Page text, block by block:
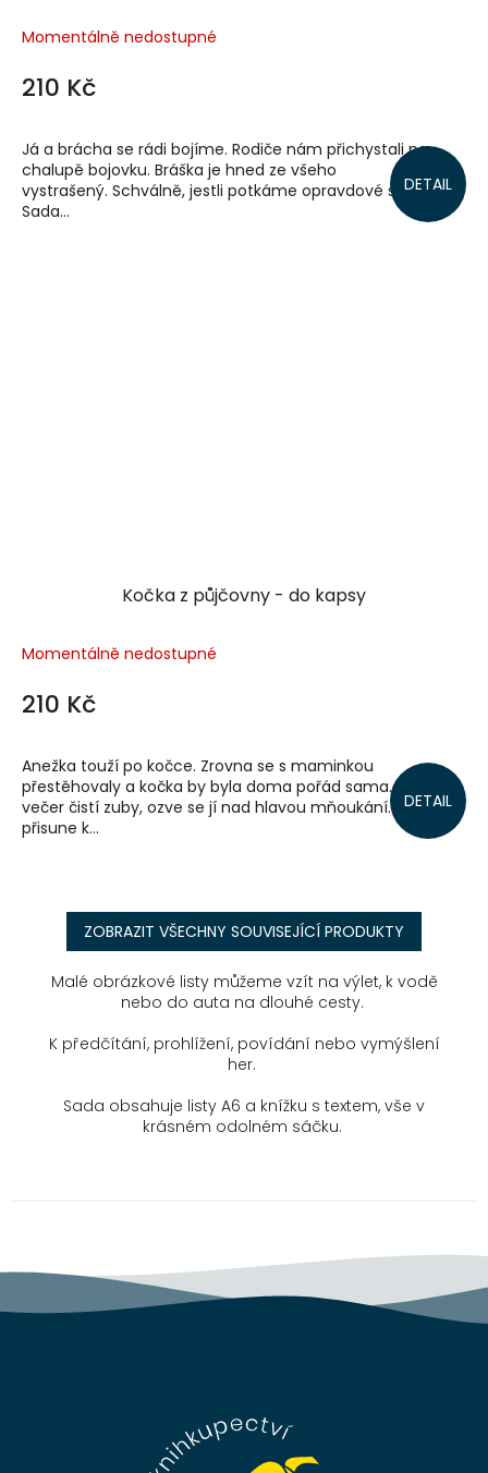
Momentálně nedostupné
210 Kč
DETAIL
Já a brácha se rádi bojíme. Rodiče nám přichystali na
chalupě bojovku. Bráška je hned ze všeho
vystrašený. Schválně, jestli potkáme opravdové strašidlo?
Sada...
Kočka z půjčovny - do kapsy
Momentálně nedostupné
210 Kč
DETAIL
Anežka touží po kočce. Zrovna se s maminkou
přestěhovaly a kočka by byla doma pořád sama. Když si
večer čistí zuby, ozve se jí nad hlavou mňoukání. Anežka si
přisune k...
ZOBRAZIT VŠECHNY SOUVISEJÍCÍ PRODUKTY
Malé obrázkové listy můžeme vzít na výlet, k vodě
nebo do auta na dlouhé cesty.
K předčítání, prohlížení, povídání nebo vymýšlení
her.
Sada obsahuje listy A6 a knížku s textem, vše v
krásném odolném sáčku.